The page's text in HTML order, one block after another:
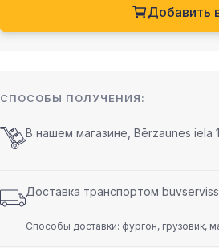
Добавить
СПОСОБЫ ПОЛУЧЕНИЯ:
В нашем магазине, Bērzaunes iela
Доставка транспортом
Способы доставки: фургон, грузовик,